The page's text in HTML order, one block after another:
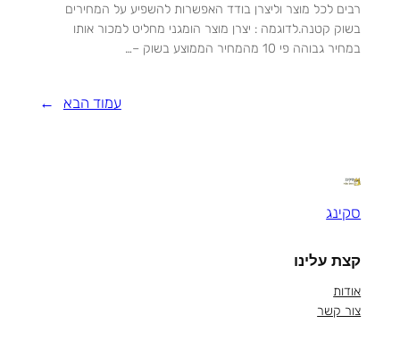
רבים לכל מוצר וליצרן בודד האפשרות להשפיע על המחירים
בשוק קטנה.לדוגמה : יצרן מוצר הומגני מחליט למכור אותו
במחיר גבוהה פי 10 מהמחיר הממוצע בשוק –…
עמוד הבא →
סקינג
קצת עלינו
אודות
צור קשר